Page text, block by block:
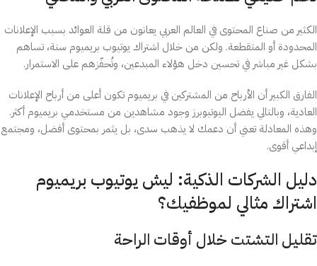
الكثير من صناع المحتوى في العالم العربي يعانون من قلة العوائد بسبب الإعلانات
المحدودة أو المتقطعة. ولكن من خلال اشتراك يوتيوب بريميوم سنة، تساهم
بشكل غير مباشر في تحسين دخل هؤلاء المبدعين، وتُحفّزهم على الاستمرار.
الفارق الكبير أن الأرباح من المشتركين في بريميوم تكون أعلى من أرباح الإعلانات
العادية، وبالتالي يفضل اليوتيوبرز وجود مشاهدين من مستخدمي بريميوم أكثر.
وهذه المعادلة تعني أن دعمك لا يذهب سدى، بل يثمر بمحتوى أفضل، ومجتمع
إبداعي أقوى.
دليل الشركات الذكية: ليش يوتيوب بريميوم
اشتراك مثالي لموظفيك؟
تقليل التشتت خلال أوقات الراحة